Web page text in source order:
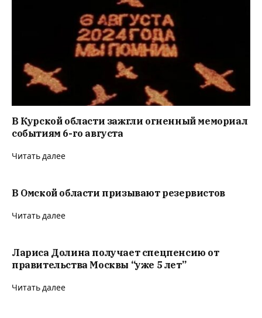
В Курской области зажгли огненный мемориал
событиям 6-го августа
Читать далее
В Омской области призывают резервистов
Читать далее
Лариса Долина получает спецпенсию от
правительства Москвы “уже 5 лет”
Читать далее